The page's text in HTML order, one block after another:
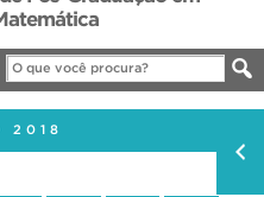
Legislação
Canais
2018